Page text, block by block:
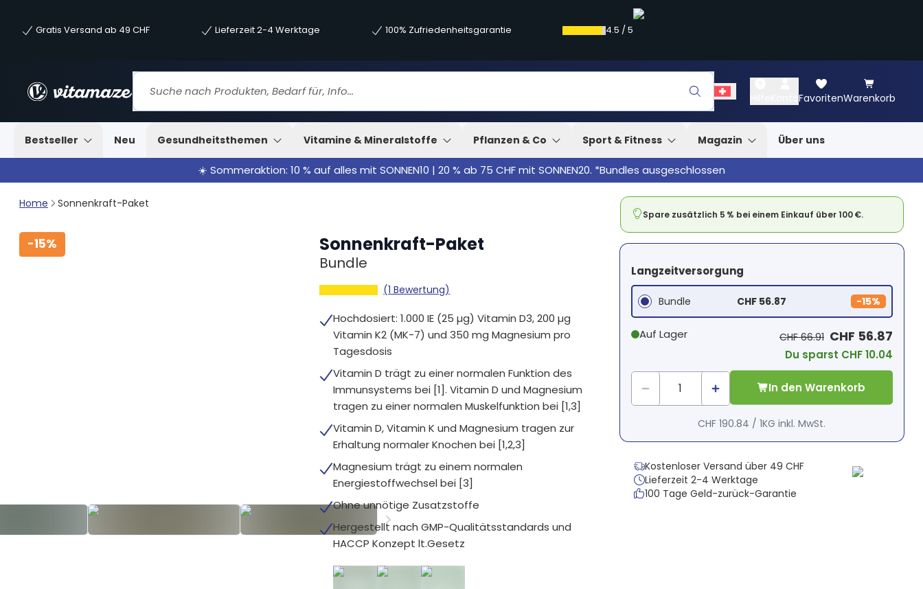
Gratis Versand ab 49 CHF Lieferzeit 2-4 Werktage 100% Zufriedenheitsgarantie 4.5 /5
FavoritenWarenkorb
Bestseller Neu Gesundheitsthemen Vitamine & Mineralstoffe Pflanzen & Co Sport & Fitness Magazin Über uns
☀️ Sommeraktion: 10 % auf alles mit SONNEN10 | 20 % ab 75 CHF mit SONNEN20. *Bundles ausgeschlossen
Home Sonnenkraft-Paket
-15% Sonnenkraft-Paket
Bundle
(1 Bewertung)
Hochdosiert: 1.000 IE (25 µg) Vitamin D3, 200 µg
Vitamin K2 (MK-7) und 350 mg Magnesium pro
Tagesdosis
Vitamin D trägt zu einer normalen Funktion des
Immunsystems bei [1]. Vitamin D und Magnesium
tragen zu einer normalen Muskelfunktion bei [1,3]
Vitamin D, Vitamin K und Magnesium tragen zur
Erhaltung normaler Knochen bei [1,2,3]
Magnesium trägt zu einem normalen
Energiestoffwechsel bei [3]
Ohne unnötige Zusatzstoffe
Hergestellt nach GMP-Qualitätsstandards und
HACCP Konzept lt.Gesetz
Spare zusätzlich 5 % bei einem Einkauf über 100 €.
Langzeitversorgung
Bundle CHF 56.87 -15%
Auf Lager CHF 66.91 CHF 56.87
Du sparst CHF 10.04
In den Warenkorb
CHF 190.84 /1KG inkl. MwSt.
Kostenloser Versand über 49 CHF
Lieferzeit 2-4 Werktage
100 Tage Geld-zurück-Garantie